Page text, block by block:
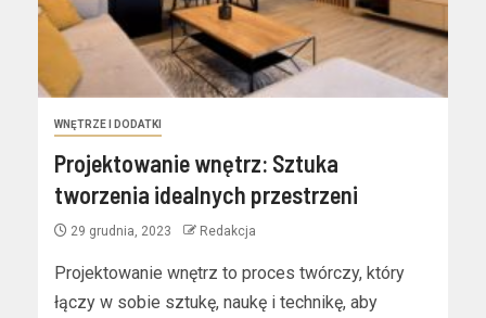
WNĘTRZE I DODATKI
Projektowanie wnętrz: Sztuka
tworzenia idealnych przestrzeni
29 grudnia, 2023 Redakcja
Projektowanie wnętrz to proces twórczy, który
łączy w sobie sztukę, naukę i technikę, aby